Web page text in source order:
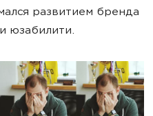
развитием бренда
юзабилити.